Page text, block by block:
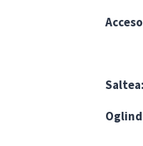
Saltea: